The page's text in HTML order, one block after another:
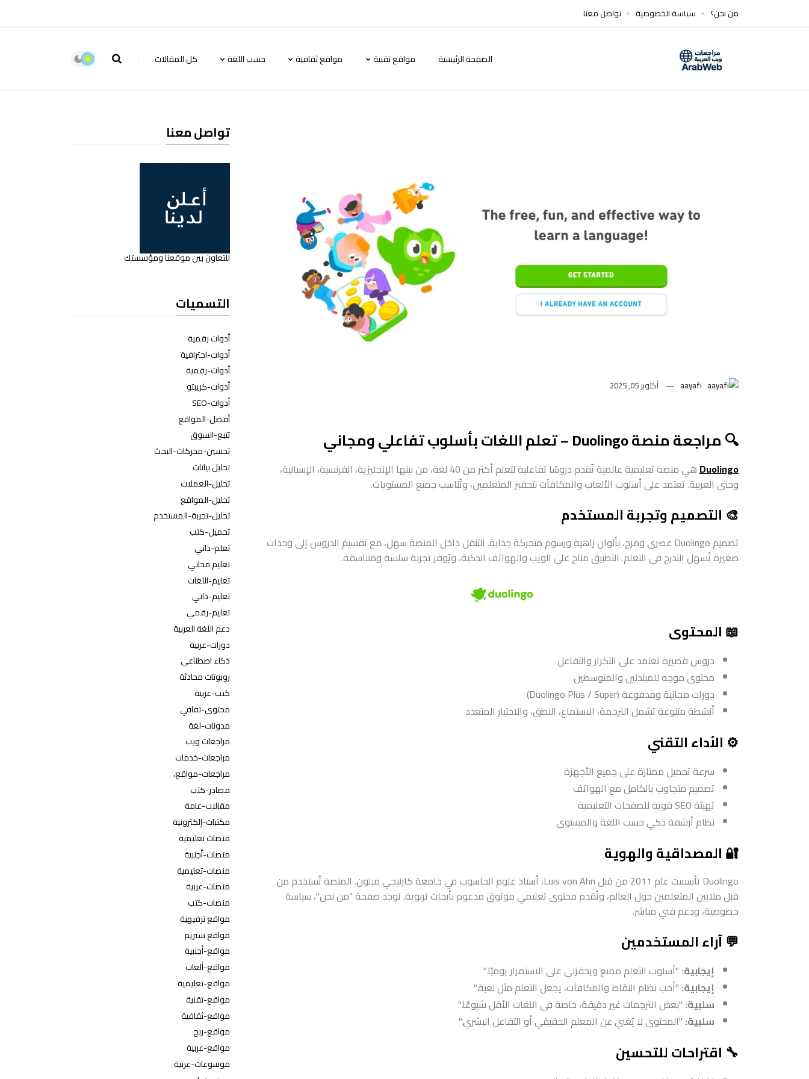
من نحن؟ سياسة الخصوصية تواصل معنا
الصفحة الرئيسية مواقع تقنية مواقع ثقافية حسب اللغة كل المقالات
aayafi أكتوبر 05, 2025
🔍 مراجعة منصة Duolingo – تعلم اللغات بأسلوب تفاعلي ومجاني
Duolingo
هي منصة تعليمية عالمية تُقدم دروسًا تفاعلية لتعلم أكثر من 40 لغة، من بينها الإنجليزية، الفرنسية، الإسبانية،
وحتى العربية. تعتمد على أسلوب الألعاب والمكافآت لتحفيز المتعلمين، وتُناسب جميع المستويات.
🎨 التصميم وتجربة المستخدم
تصميم Duolingo عصري ومرح، بألوان زاهية ورسوم متحركة جذابة. التنقل داخل المنصة سهل، مع تقسيم الدروس إلى وحدات
صغيرة تُسهل التدرج في التعلم. التطبيق متاح على الويب والهواتف الذكية، ويُوفر تجربة سلسة ومتناسقة.
📖 المحتوى
دروس قصيرة تعتمد على التكرار والتفاعل
محتوى موجه للمبتدئين والمتوسطين
دورات مجانية ومدفوعة (Duolingo Plus / Super)
أنشطة متنوعة تشمل الترجمة، الاستماع، النطق، والاختيار المتعدد
⚙️ الأداء التقني
سرعة تحميل ممتازة على جميع الأجهزة
تصميم متجاوب بالكامل مع الهواتف
تهيئة SEO قوية للصفحات التعليمية
نظام أرشفة ذكي حسب اللغة والمستوى
🔐 المصداقية والهوية
Duolingo تأسست عام 2011 من قبل Luis von Ahn، أستاذ علوم الحاسوب في جامعة كارنيجي ميلون. المنصة تُستخدم من
قبل ملايين المتعلمين حول العالم، وتُقدم محتوى تعليمي موثوق مدعوم بأبحاث تربوية. توجد صفحة "من نحن"، سياسة
خصوصية، ودعم فني مباشر.
💬 آراء المستخدمين
إيجابية: "أسلوب التعلم ممتع ويحفزني على الاستمرار يوميًا."
إيجابية: "أحب نظام النقاط والمكافآت، يجعل التعلم مثل لعبة."
سلبية: "بعض الترجمات غير دقيقة، خاصة في اللغات الأقل شيوعًا."
سلبية: "المحتوى لا يُغني عن المعلم الحقيقي أو التفاعل البشري."
🔧 اقتراحات للتحسين
تواصل معنا
للتعاون بين موقعنا ومؤسستك
التسميات
أدوات رقمية
أدوات-احترافية
أدوات-رقمية
أدوات-كريبتو
أدوات-SEO
أفضل-المواقع
تتبع-السوق
تحسين-محركات-البحث
تحليل بيانات
تحليل-العملات
تحليل-المواقع
تحليل-تجربة-المستخدم
تحميل-كتب
تعلم-ذاتي
تعليم مجاني
تعليم-اللغات
تعليم-ذاتي
تعليم-رقمي
دعم اللغة العربية
دورات-عربية
ذكاء اصطناعي
روبوتات محادثة
كتب-عربية
محتوى-ثقافي
مدونات-لغة
مراجعات ويب
مراجعات-خدمات
مراجعات-مواقع،
مصادر-كتب
مقالات-عامة
مكتبات-إلكترونية
منصات تعليمية
منصات-أجنبية
منصات-تعليمية
منصات-عربية
منصات-كتب
مواقع ترفيهية
مواقع ستريم
مواقع-أجنبية
مواقع-ألعاب
مواقع-تعليمية
مواقع-تقنية
مواقع-ثقافية
مواقع-ربح
مواقع-عربية
موسوعات-عربية